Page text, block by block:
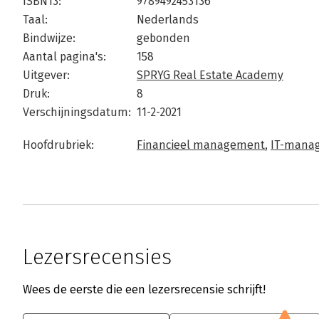
Taal:
Nederlands
Bindwijze:
gebonden
Aantal pagina's:
158
Uitgever:
SPRYG Real Estate Academy
Druk:
8
Verschijningsdatum: 11-2-2021
Hoofdrubriek: Financieel management, IT-
Lezersrecensies
Wees de eerste die een lezersrecensie schrijft!